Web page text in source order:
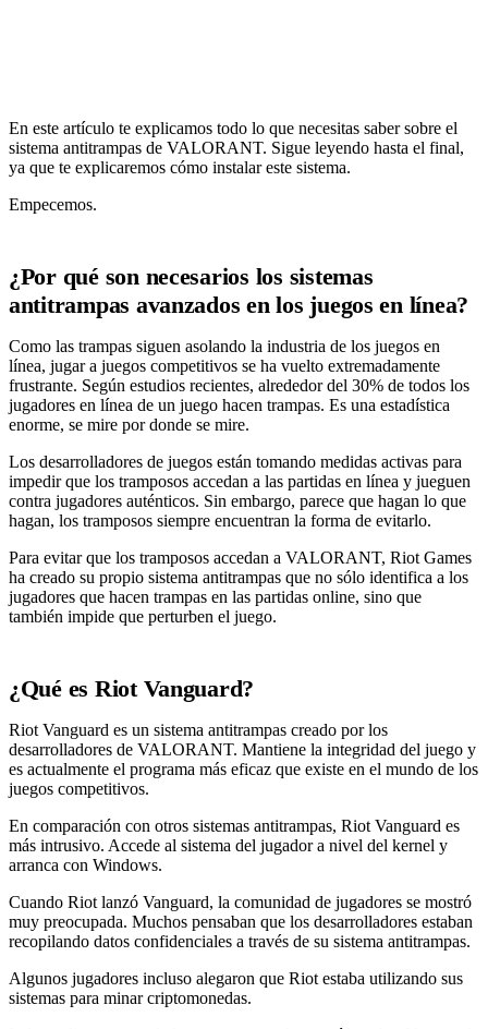
En este artículo te explicamos todo lo que necesitas saber sobre el
sistema antitrampas de VALORANT. Sigue leyendo hasta el final,
ya que te explicaremos cómo instalar este sistema.
Empecemos.
¿Por qué son necesarios los sistemas
antitrampas avanzados en los juegos en línea?
Como las trampas siguen asolando la industria de los juegos en
línea, jugar a juegos competitivos se ha vuelto extremadamente
frustrante. Según estudios recientes, alrededor del 30% de todos los
jugadores en línea de un juego hacen trampas. Es una estadística
enorme, se mire por donde se mire.
Los desarrolladores de juegos están tomando medidas activas para
impedir que los tramposos accedan a las partidas en línea y jueguen
contra jugadores auténticos. Sin embargo, parece que hagan lo que
hagan, los tramposos siempre encuentran la forma de evitarlo.
Para evitar que los tramposos accedan a VALORANT, Riot Games
ha creado su propio sistema antitrampas que no sólo identifica a los
jugadores que hacen trampas en las partidas online, sino que
también impide que perturben el juego.
¿Qué es Riot Vanguard?
Riot Vanguard es un sistema antitrampas creado por los
desarrolladores de VALORANT. Mantiene la integridad del juego y
es actualmente el programa más eficaz que existe en el mundo de los
juegos competitivos.
En comparación con otros sistemas antitrampas, Riot Vanguard es
más intrusivo. Accede al sistema del jugador a nivel del kernel y
arranca con Windows.
Cuando Riot lanzó Vanguard, la comunidad de jugadores se mostró
muy preocupada. Muchos pensaban que los desarrolladores estaban
recopilando datos confidenciales a través de su sistema antitrampas.
Algunos jugadores incluso alegaron que Riot estaba utilizando sus
sistemas para minar criptomonedas.